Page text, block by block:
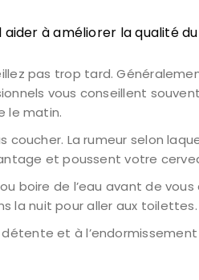
à améliorer la qualité
pas trop tard.
vous conseillent
le matin.
coucher. La rumeur selon
et poussent votre
boire de l’eau avant de
la nuit pour aller aux
et à